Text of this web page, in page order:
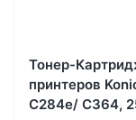
Тонер-
принтеров
C284e/ C364,